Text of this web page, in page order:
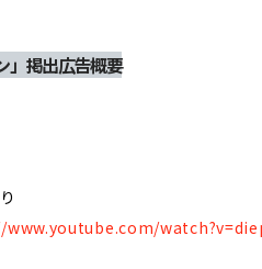
」掲出広告概要